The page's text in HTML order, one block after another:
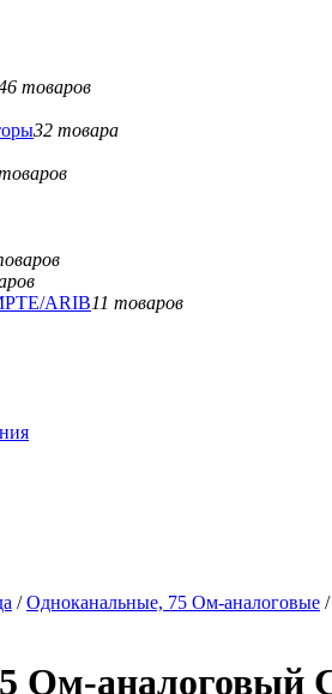
товаров
32 товара
ARIB11 товаров
/Одноканальные, 75 Ом-аналоговые /
Ом-аналоговый